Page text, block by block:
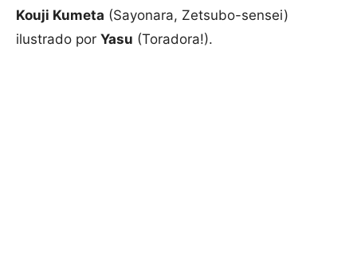
Kouji Kumeta (Sayonara, Zetsubo-sensei)
ilustrado por Yasu (Toradora!).